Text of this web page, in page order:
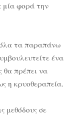
μία φορά την
όλα τα παραπάνω
ένα
θα πρέπει να
η κρυοθεραπεία.
μεθόδους σε